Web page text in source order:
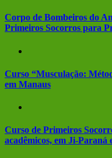
Corpo de Bombeiros do
Primeiros Socorros para
Curso “Musculação:
em Manaus
Curso de Primeiros
acadêmicos, em Ji-Paraná